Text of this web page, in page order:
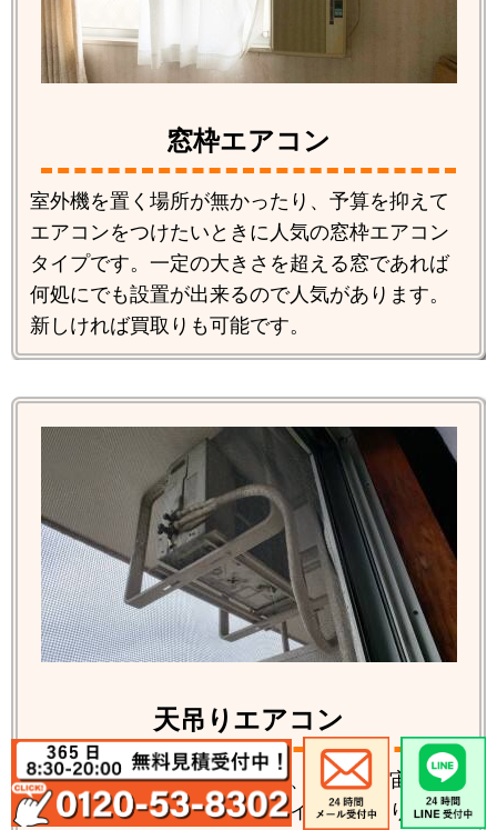
窓枠エアコン
室外機を置く場所が無かったり、予算を抑えて
エアコンをつけたいときに人気の窓枠エアコン
タイプです。一定の大きさを超える窓であれば
何処にでも設置が出来るので人気があります。
新しければ買取りも可能です。
天吊りエアコン
室内機は通常のお部屋にあり、室外機が宙ぶら
りんに吊られている特殊なタイプが天吊りエア